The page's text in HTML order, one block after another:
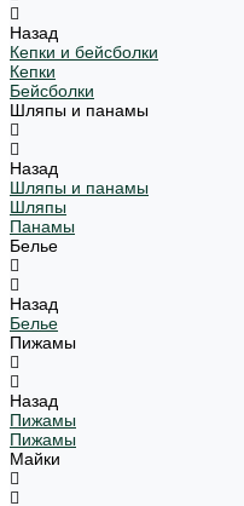
Назад
Кепки и бейсболки
Кепки
Бейсболки
Шляпы и панамы
Назад
Шляпы и панамы
Шляпы
Панамы
Белье
Назад
Белье
Пижамы
Назад
Пижамы
Пижамы
Майки